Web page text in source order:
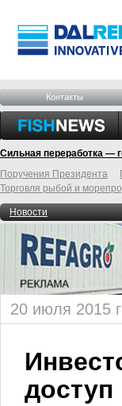
Контакты
Сильная переработка —
Поручения Президента
Торговля рыбой и
Новости
20 июля 2015
доступ